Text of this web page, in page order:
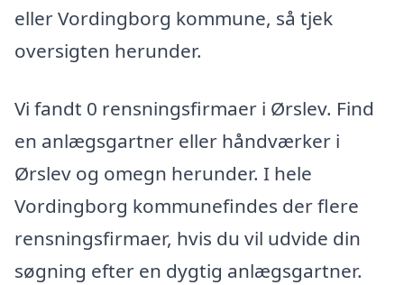
eller Vordingborg kommune, så tjek
oversigten herunder.
Vi fandt 0 rensningsfirmaer i Ørslev. Find
en anlægsgartner eller håndværker i
Ørslev og omegn herunder. I hele
Vordingborg kommunefindes der flere
rensningsfirmaer, hvis du vil udvide din
søgning efter en dygtig anlægsgartner.